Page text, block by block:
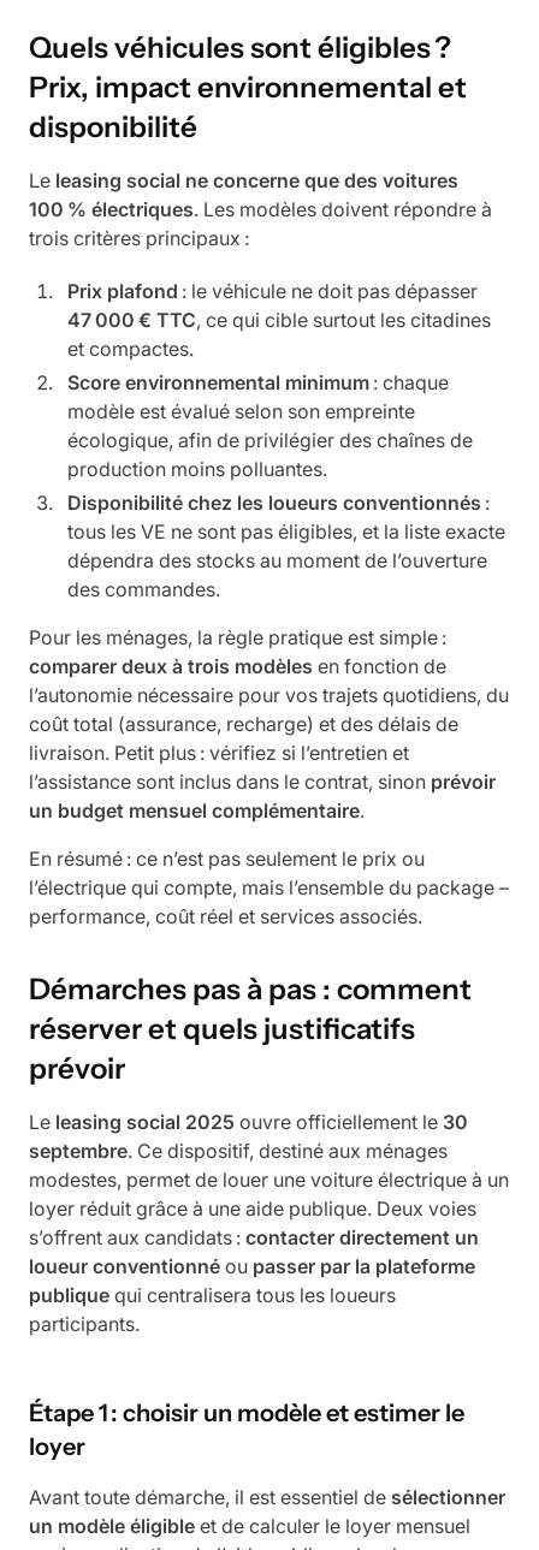
Quels véhicules sont éligibles ?
Prix, impact environnemental et
disponibilité
Le leasing social ne concerne que des voitures
100 % électriques. Les modèles doivent répondre à
trois critères principaux :
Prix plafond : le véhicule ne doit pas dépasser
47 000 € TTC, ce qui cible surtout les citadines
et compactes.
Score environnemental minimum : chaque
modèle est évalué selon son empreinte
écologique, afin de privilégier des chaînes de
production moins polluantes.
Disponibilité chez les loueurs conventionnés :
tous les VE ne sont pas éligibles, et la liste exacte
dépendra des stocks au moment de l’ouverture
des commandes.
Pour les ménages, la règle pratique est simple :
comparer deux à trois modèles en fonction de
l’autonomie nécessaire pour vos trajets quotidiens, du
coût total (assurance, recharge) et des délais de
livraison. Petit plus : vérifiez si l’entretien et
l’assistance sont inclus dans le contrat, sinon prévoir
un budget mensuel complémentaire.
En résumé : ce n’est pas seulement le prix ou
l’électrique qui compte, mais l’ensemble du package –
performance, coût réel et services associés.
Démarches pas à pas : comment
réserver et quels justificatifs
prévoir
Le leasing social 2025 ouvre officiellement le 30
septembre. Ce dispositif, destiné aux ménages
modestes, permet de louer une voiture électrique à un
loyer réduit grâce à une aide publique. Deux voies
s’offrent aux candidats : contacter directement un
loueur conventionné ou passer par la plateforme
publique qui centralisera tous les loueurs
participants.
Étape 1 : choisir un modèle et estimer le
loyer
Avant toute démarche, il est essentiel de sélectionner
un modèle éligible et de calculer le loyer mensuel